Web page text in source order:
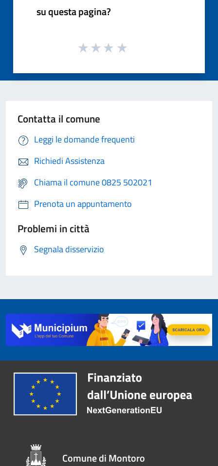
su questa pagina?
Contatta il comune
Leggi le domande frequenti
Richiedi Assistenza
Chiama il comune 0825 502021
Prenota un appuntamento
Problemi in città
Segnala disservizio
Comune di Montoro